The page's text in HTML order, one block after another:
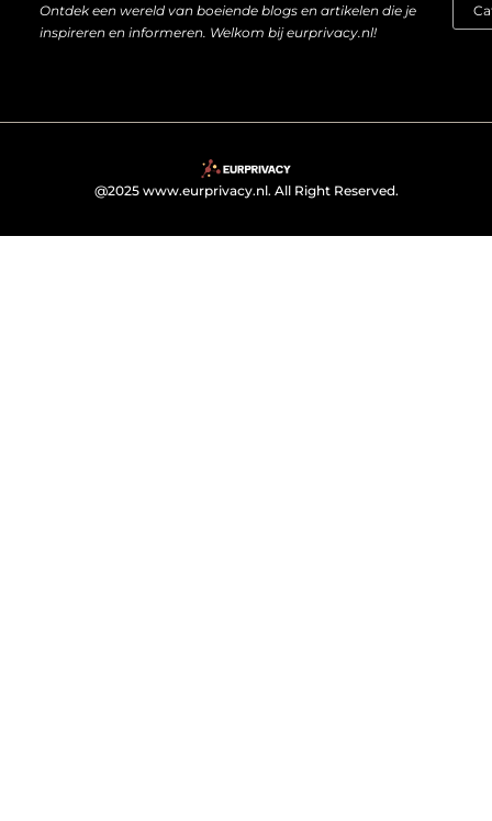
Ontdek een wereld van boeiende blogs en artikelen die je
inspireren en informeren. Welkom bij eurprivacy.nl!
@2025 www.eurprivacy.nl. All Right Reserved.